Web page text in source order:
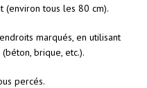
(environ tous les 80 cm).
marqués, en utilisant
brique, etc.).
percés.